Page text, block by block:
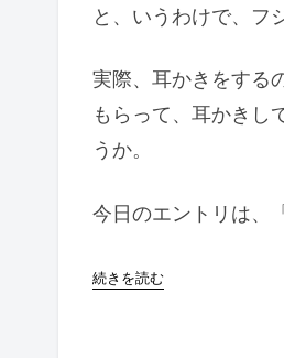
と、いうわけで、フ
実際、耳かきをする
もらって、耳かきし
うか。
今日のエントリは、
続きを読む